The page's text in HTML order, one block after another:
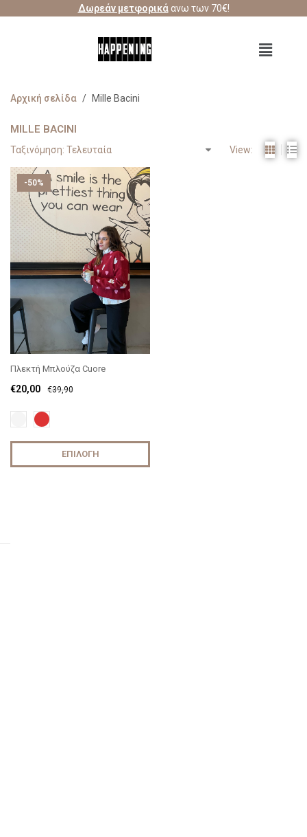
Δωρεάν μετφορικάανω των 70€!
Αρχική σελίδα / Mille Bacini
MILLE BACINI
View:
-50%
Πλεκτή Μπλούζα Cuore
€39,90
€20,00
ΕΠΙΛΟΓΉ